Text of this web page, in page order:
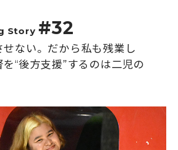
Story #32
せない。だから私も残業し
“後方支援”するのは二児の